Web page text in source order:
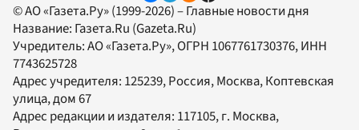
© АО «Газета.Ру» (1999-2026) – Главные новости дня
Название: Газета.Ru (Gazeta.Ru)
Учредитель:АО «Газета.Ру», ОГРН 1067761730376, ИНН
7743625728
Адрес учредителя: 125239, Россия, Москва, Коптевская
улица, дом 67
Адрес редакции и издателя: 117105, г. Москва,